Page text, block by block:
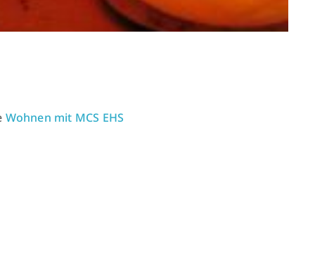
Wohnen mit MCS EHS